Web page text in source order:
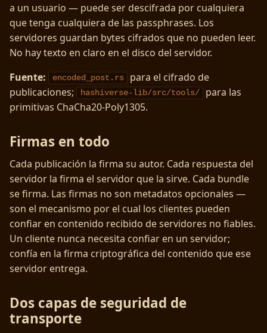
a un usuario — puede ser descifrada por cualquiera
que tenga cualquiera de las passphrases. Los
servidores guardan bytes cifrados que no pueden leer.
No hay texto en claro en el disco del servidor.
Fuente:
encoded_post.rs
para el cifrado de
publicaciones;
hashiverse-lib/src/tools/
para las
primitivas ChaCha20-Poly1305.
Firmas en todo
Cada publicación la firma su autor. Cada respuesta del
servidor la firma el servidor que la sirve. Cada bundle
se firma. Las firmas no son metadatos opcionales —
son el mecanismo por el cual los clientes pueden
confiar en contenido recibido de servidores no fiables.
Un cliente nunca necesita confiar en un servidor;
confía en la firma criptográfica del contenido que ese
servidor entrega.
Dos capas de seguridad de
transporte